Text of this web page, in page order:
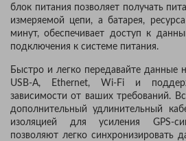
блок питания позволяет получать
измеряемой цепи, а батарея,
минут, обеспечивает доступ к
подключения к системе питания.
Быстро и легко передавайте
USB-A, Ethernet, Wi-Fi и
зависимости от ваших требований.
дополнительный удлинительный
изоляцией для усиления GPS-
позволяют легко синхронизировать